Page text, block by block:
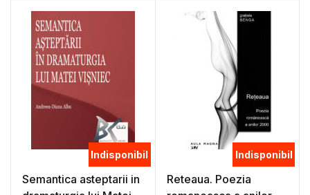
Severin (1918-1948) –
Eusebiu Narai
Indisponibil
Semantica asteptarii in
Indisponibil
Reteaua. Poezia